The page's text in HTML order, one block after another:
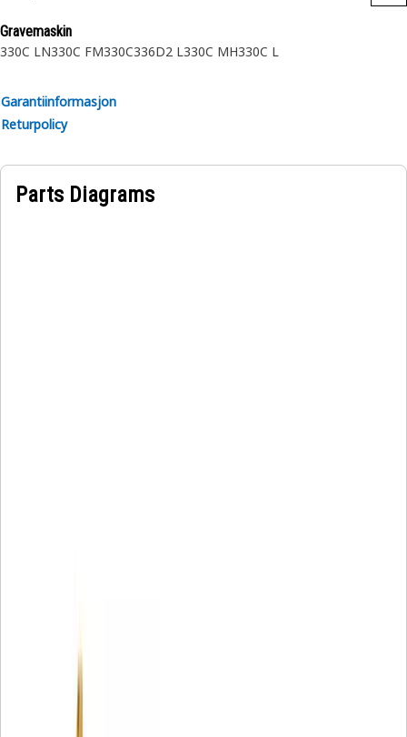
Gravemaskin
330C LN330C FM330C336D2 L330C MH330C L
Garantiinformasjon
Returpolicy
Parts Diagrams